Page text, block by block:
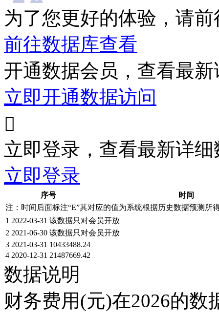
为了您更好的体验，请
前往数据库查看
开通数据会员，查看最
立即开通数据访问

立即登录，查看最新详细
立即登录
序号
时间
注：时间后面标注“E”其对应的值为系统根据历史数据预测所
1 2022-03-31 该数据只对会员开放
2 2021-06-30 该数据只对会员开放
3 2021-03-31 10433488.24
4 2020-12-31 21487669.42
数据说明
财务费用(元)在2026的数